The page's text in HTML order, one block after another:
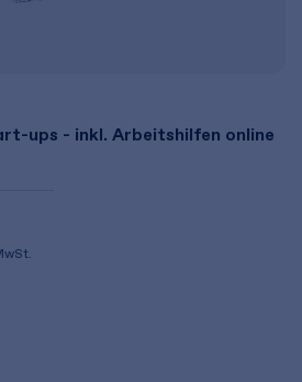
ups - inkl. Arbeitshilfen online